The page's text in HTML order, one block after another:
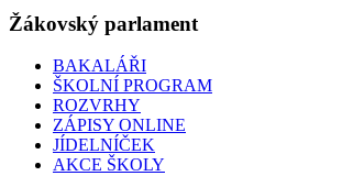
Žákovský parlament
BAKALÁŘI
ŠKOLNÍ PROGRAM
ROZVRHY
ZÁPISY ONLINE
JÍDELNÍČEK
AKCE ŠKOLY